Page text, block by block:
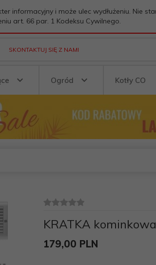
informacyjny i może ulec wydłużeniu. Nie
art. 66 par. 1 Kodeksu Cywilnego.
SKONTAKTUJ SIĘ Z NAMI
Ogród Kotły CO
KRATKA
179,00 PLN